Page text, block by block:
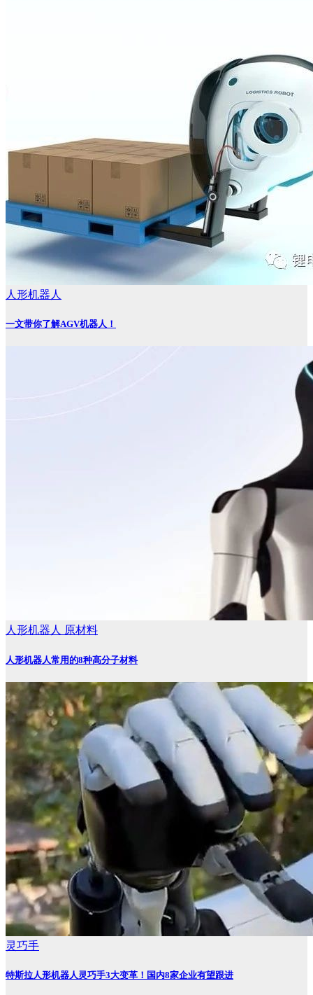
人形机器人
一文带你了解AGV机器人！
人形机器人 原材料
人形机器人常用的8种高分子材料
灵巧手
特斯拉人形机器人灵巧手3大变革！国内8家企业有望跟进